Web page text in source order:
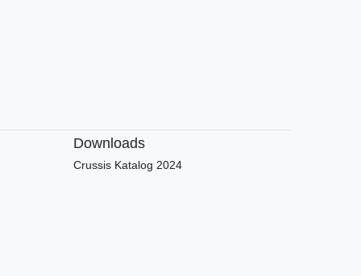
Downloads
Crussis Katalog 2024